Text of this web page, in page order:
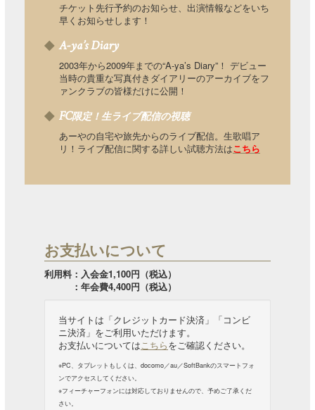
チケット先行予約のお知らせ、出演情報などをいち
早くお知らせします！
A-ya’s Diary
2003年から2009年までの“A-ya’s Diary”！ デビュー
当時の貴重な写真付きダイアリーのアーカイブをフ
ァンクラブの皆様だけに公開！
FC限定！生ライブ配信の視聴
あーやの自宅や旅先からのライブ配信。生歌唱ア
リ！ライブ配信に関する詳しい試聴方法はこちら
お支払いについて
利用料：入会金1,100円（税込）
：年会費4,400円（税込）
当サイトは「クレジットカード決済」「コンビ
ニ決済」をご利用いただけます。
お支払いについては こちらをご確認ください。
※PC、タブレットもしくは、docomo／au／SoftBankのスマートフォ
ンでアクセスしてください。
※フィーチャーフォンには対応しておりませんので、予めご了承くだ
さい。